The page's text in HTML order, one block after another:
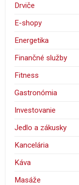
Drviče
E-shopy
Energetika
Finančné služby
Fitness
Gastronómia
Investovanie
Jedlo a zákusky
Kancelária
Káva
Masáže